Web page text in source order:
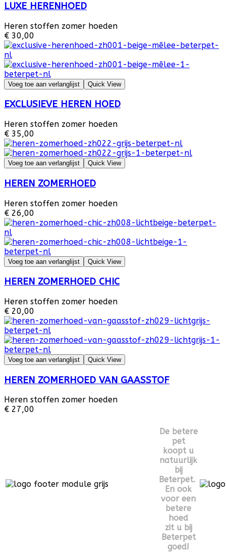
LUXE HERENHOED
Heren stoffen zomer hoeden
€ 30,00
Voeg toe aan verlanglijst Quick View
EXCLUSIEVE HEREN HOED
Heren stoffen zomer hoeden
€ 35,00
Voeg toe aan verlanglijst Quick View
HEREN ZOMERHOED
Heren stoffen zomer hoeden
€ 26,00
Voeg toe aan verlanglijst Quick View
HEREN ZOMERHOED CHIC
Heren stoffen zomer hoeden
€ 20,00
Voeg toe aan verlanglijst Quick View
HEREN ZOMERHOED VAN GAASSTOF
Heren stoffen zomer hoeden
€ 27,00
De betere
pet
koopt u
natuurlijk
bij
Beterpet.
En ook
voor een
betere
hoed
zit u bij
Beterpet
goed!